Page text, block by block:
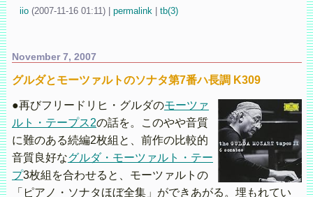
iio (2007-11-16 01:11) permalink| tb(3)
November 7, 2007
グルダとモーツァルトのソナタ第7番ハ長調 K309
●再びフリードリヒ・グルダのモーツァ
ルト・テープス2の話を。このやや音質
に難のある続編2枚組と、前作の比較的
音質良好なグルダ・モーツァルト・テー
プ3枚組を合わせると、モーツァルトの
「ピアノ・ソナタほぼ全集」ができあがる。埋もれてい